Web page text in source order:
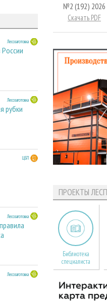
Лесозаготовка
Лесозаготовка
рубки
ЦБП
Лесозаготовка
Лесозаготовка
№2 (192) 2026
Скачать PDF
ПРОЕКТЫ
Библиотека
специалиста